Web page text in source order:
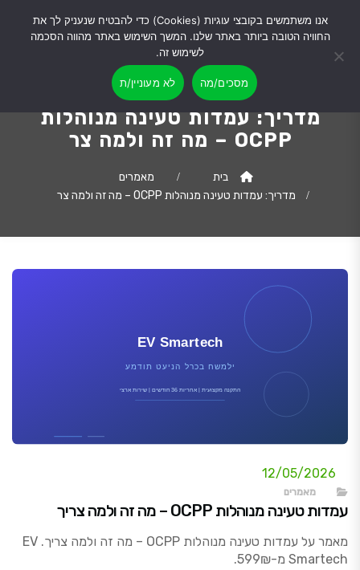
מדריך: עמדות טעינה מנוהלות
OCPP – מה זה ולמה צר
בית
מאמרים
מדריך: עמדות טעינה מנוהלות OCPP – מה זה ולמה צר
12/05/2026
מאמרים
עמדות טעינה מנוהלות OCPP – מה זה ולמה צריך
מאמר על עמדות טעינה מנוהלות OCPP – מה זה ולמה צריך. EV
Smartech מ-599₪.
אנו משתמשים בקובצי עוגיות (Cookies) כדי להבטיח שנעניק לך את
החוויה הטובה ביותר באתר שלנו. המשך השימוש באתר מהווה הסכמה
לשימוש זה.
מסכים/מה לא מעוניין/ת